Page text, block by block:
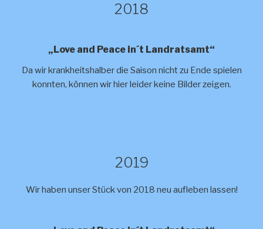
2018
„Love and Peace in´t Landratsamt“
Da wir krankheitshalber die Saison nicht zu Ende spielen
konnten, können wir hier leider keine Bilder zeigen.
2019
Wir haben unser Stück von 2018 neu aufleben lassen!